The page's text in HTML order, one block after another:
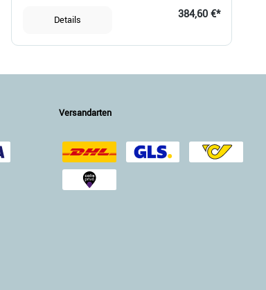
Details 384,60 €*
Versandarten